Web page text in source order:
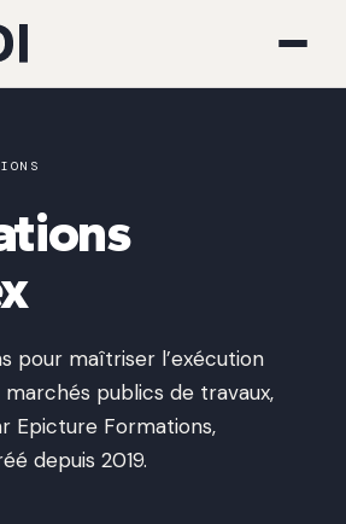
pour maîtriser l’exécution
publics de travaux,
Epicture Formations,
depuis 2019.